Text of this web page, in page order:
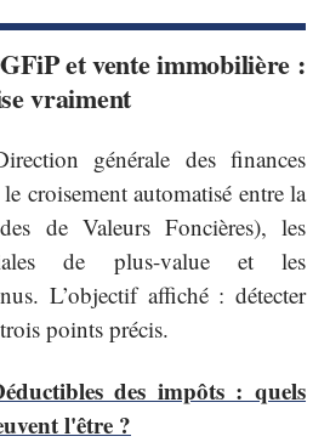
et vente immobilière :
vraiment
générale des finances
croisement automatisé entre la
de Valeurs Foncières), les
de plus-value et les
L’objectif affiché : détecter
points précis.
des impôts : quels
l'être ?